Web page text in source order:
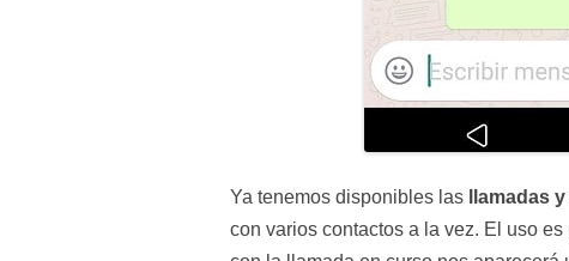
Ya tenemos disponibles las llamadas
con varios contactos a la vez. El uso